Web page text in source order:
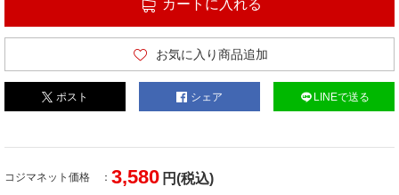
カートに入れる
お気に入り商品追加
ポスト シェア LINEで送る
コジマネット価格 3,580 円(税込)